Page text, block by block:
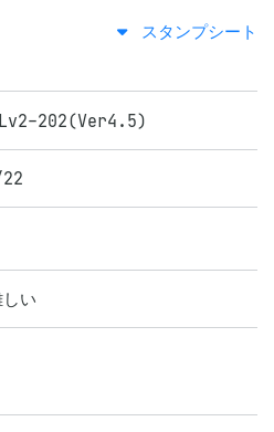
スタンプシート
202(Ver4.5)
い